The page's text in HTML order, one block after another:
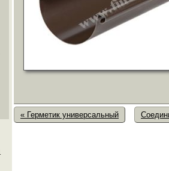
« Герметик универсальный